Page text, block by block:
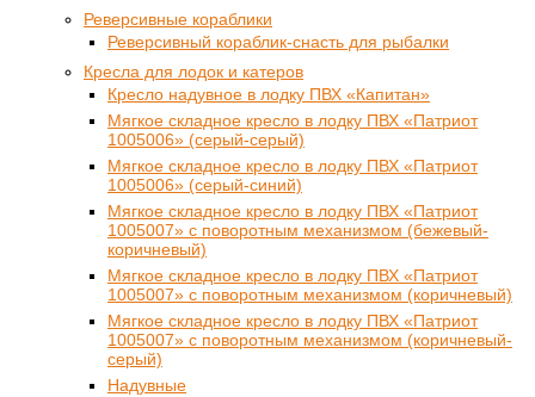
Реверсивные кораблики
Реверсивный кораблик-снасть для рыбалки
Кресла для лодок и катеров
Кресло надувное в лодку ПВХ «Капитан»
Мягкое складное кресло в лодку ПВХ «Патриот
1005006» (серый-серый)
Мягкое складное кресло в лодку ПВХ «Патриот
1005006» (серый-синий)
Мягкое складное кресло в лодку ПВХ «Патриот
1005007» с поворотным механизмом (бежевый-
коричневый)
Мягкое складное кресло в лодку ПВХ «Патриот
1005007» с поворотным механизмом (коричневый)
Мягкое складное кресло в лодку ПВХ «Патриот
1005007» с поворотным механизмом (коричневый-
серый)
Надувные